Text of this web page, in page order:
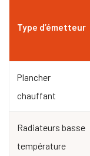
Type d’émetteur
Plancher
chauffant
Radiateurs basse
température